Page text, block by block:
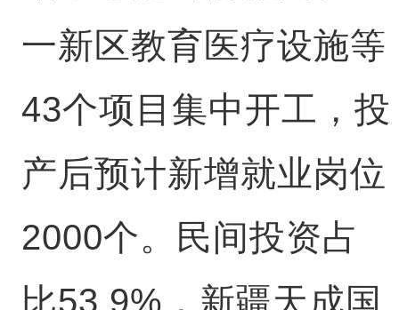
一新区教育医疗设施等
43个项目集中开工，投
产后预计新增就业岗位
2000个。民间投资占
比53.9%，新疆天成国